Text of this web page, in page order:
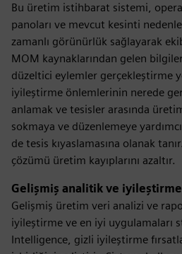
Bu üretim istihbarat sistemi,
panoları ve mevcut kesinti
zamanlı görünürlük sağlayarak
MOM kaynaklarından gelen
düzeltici eylemler gerçekleştirme
iyileştirme önlemlerinin nerede
anlamak ve tesisler arasında
sokmaya ve düzenlemeye
de tesis kıyaslamasına olanak
çözümü üretim kayıplarını azaltır.
Gelişmiş analitik ve
Gelişmiş üretim veri analizi ve
iyileştirme ve en iyi uygulamaları
Intelligence, gizli iyileştirme